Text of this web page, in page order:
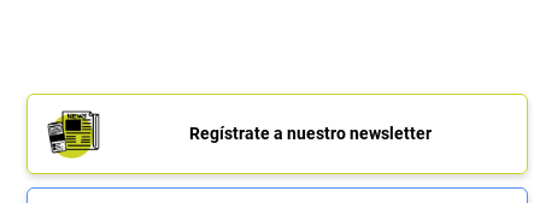
Regístrate a nuestro newsletter